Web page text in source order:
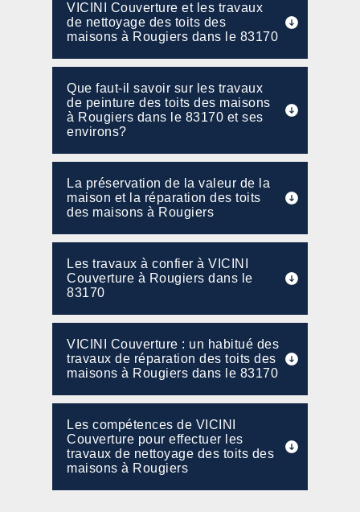
VICINI Couverture et les travaux
de nettoyage des toits des
maisons à Rougiers dans le 83170
Que faut-il savoir sur les travaux
de peinture des toits des maisons
à Rougiers dans le 83170 et ses
environs?
La préservation de la valeur de la
maison et la réparation des toits
des maisons à Rougiers
Les travaux à confier à VICINI
Couverture à Rougiers dans le
83170
VICINI Couverture : un habitué des
travaux de réparation des toits des
maisons à Rougiers dans le 83170
Les compétences de VICINI
Couverture pour effectuer les
travaux de nettoyage des toits des
maisons à Rougiers